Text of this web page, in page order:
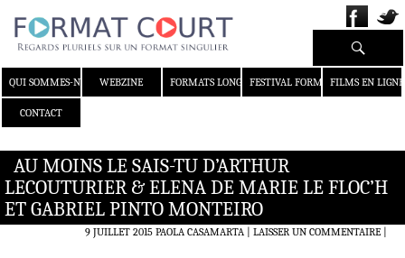
QUI SOMMES-NOUS ?WEBZINE FORMATS LONGS FESTIVAL FORMAT COURT
FILMS EN LIGNE
CONTACT
Recherche
AU MOINS LE SAIS-TU D’ARTHUR
LECOUTURIER & ELENA DE MARIE LE FLOC’H
ET GABRIEL PINTO MONTEIRO
9 JUILLET 2015 PAOLA CASAMARTA LAISSER UN COMMENTAIRE|